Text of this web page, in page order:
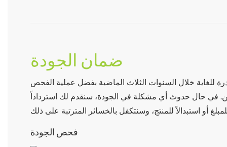
ضمان الجودة
للغاية خلال السنوات الثلاث الماضية بفضل عملية الفحص
في حال حدوث أي مشكلة في الجودة، سنقدم لك استرداداً
فحص الجودة